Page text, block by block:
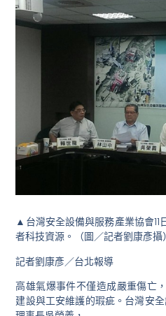
▲台灣安全設備與服務產業協會
者科技資源。（圖／記者劉康彥攝）
記者劉康彥／台北報導
高雄氣爆事件不僅造成嚴重傷亡
建設與工安維護的瑕疵。台灣安全